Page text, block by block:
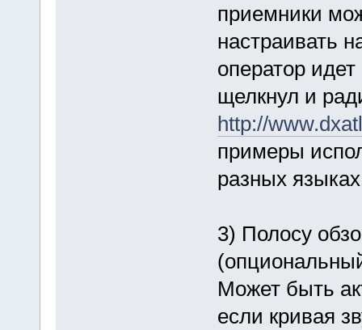
приемники
настраивать
оператор
щелкнул и
http://
примеры
разных
3) Полосу
Может быть
если кривая